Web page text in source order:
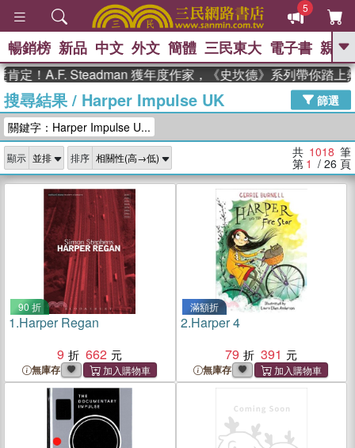
5
GO
熱搜： 東野圭吾 高希均教授回憶錄
、 The Odyssey 、 父親節 、 如果歷
獎 臺灣漫遊錄 、 方念華 、 台灣的李
登輝時代
數學女孩：黎曼猜想 、
偉大的迷走神經
暢銷榜 新品 中文 外文 簡體 三民東大 電子書 親子
Steadman 獲年度作家，《史坎德》系列帶你踏上熱血奇
搜尋結果/ Harper Impulse UK
篩選
關鍵字：Harper Impulse U...
顯示 排序 共 1018 筆
第 1 / 26 頁
90 折
1.Harper Regan
9
662
無庫存
滿額折
2.Harper 4
79
391
無庫存